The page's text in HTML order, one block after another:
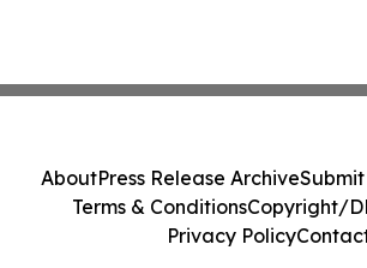
AboutPress Release ArchiveSubmit
Terms & ConditionsCopyright/
Privacy Policy